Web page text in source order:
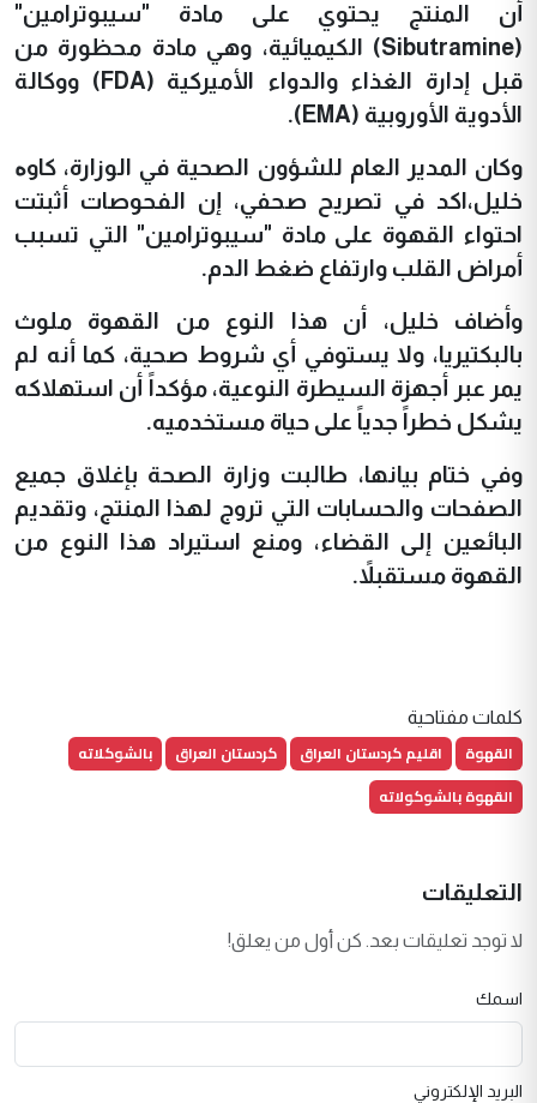
أن المنتج يحتوي على مادة "سيبوترامين"
(Sibutramine) الكيميائية، وهي مادة محظورة من
قبل إدارة الغذاء والدواء الأميركية (FDA) ووكالة
الأدوية الأوروبية (EMA).
وكان المدير العام للشؤون الصحية في الوزارة، كاوە
خليل،اكد في تصريح صحفي، إن الفحوصات أثبتت
احتواء القهوة على مادة "سيبوترامين" التي تسبب
أمراض القلب وارتفاع ضغط الدم.
وأضاف خليل، أن هذا النوع من القهوة ملوث
بالبكتيريا، ولا يستوفي أي شروط صحية، كما أنه لم
يمر عبر أجهزة السيطرة النوعية، مؤكداً أن استهلاكه
يشكل خطراً جدياً على حياة مستخدميه.
وفي ختام بيانها، طالبت وزارة الصحة بإغلاق جميع
الصفحات والحسابات التي تروج لهذا المنتج، وتقديم
البائعين إلى القضاء، ومنع استيراد هذا النوع من
القهوة مستقبلاً.
كلمات مفتاحية
القهوة اقليم كردستان العراق كردستان العراق
بالشوكلاته
القهوة بالشوكولاته
التعليقات
لا توجد تعليقات بعد. كن أول من يعلق!
اسمك
البريد الإلكتروني